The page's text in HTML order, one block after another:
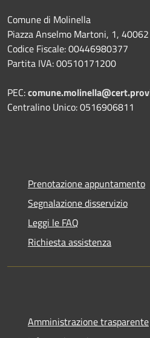
Comune di Molinella
Piazza Anselmo Martoni, 1,
Codice Fiscale: 00446980377
Partita IVA: 00510171200
PEC:
Centralino Unico: 0516906811
Prenotazione appuntamento
Segnalazione disservizio
Leggi le FAQ
Richiesta assistenza
Amministrazione trasparente